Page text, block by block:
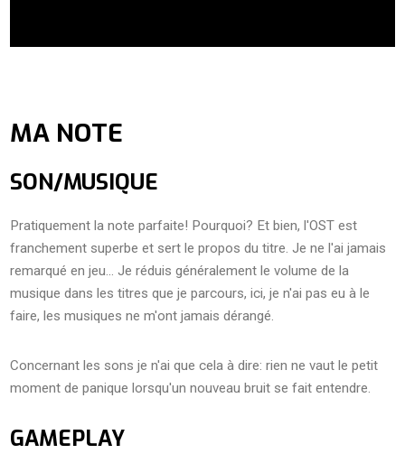
MA NOTE
SON/MUSIQUE
Pratiquement la note parfaite! Pourquoi? Et bien, l'OST est
franchement superbe et sert le propos du titre. Je ne l'ai jamais
remarqué en jeu... Je réduis généralement le volume de la
musique dans les titres que je parcours, ici, je n'ai pas eu à le
faire, les musiques ne m'ont jamais dérangé.
Concernant les sons je n'ai que cela à dire: rien ne vaut le petit
moment de panique lorsqu'un nouveau bruit se fait entendre.
GAMEPLAY